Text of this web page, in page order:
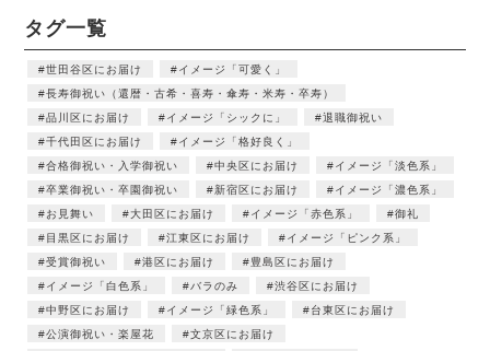
タグ一覧
世田谷区にお届け
イメージ「可愛く」
長寿御祝い（還暦・古希・喜寿・傘寿・米寿・卒寿）
品川区にお届け
イメージ「シックに」
退職御祝い
千代田区にお届け
イメージ「格好良く」
合格御祝い・入学御祝い
中央区にお届け
イメージ「淡色系」
卒業御祝い・卒園御祝い
新宿区にお届け
イメージ「濃色系」
お見舞い
大田区にお届け イメージ「赤色系」
御礼
目黒区にお届け
江東区にお届け
イメージ「ピンク系」
受賞御祝い
港区にお届け
豊島区にお届け
イメージ「白色系」
バラのみ
渋谷区にお届け
中野区にお届け
イメージ「緑色系」
台東区にお届け
公演御祝い・楽屋花
文京区にお届け